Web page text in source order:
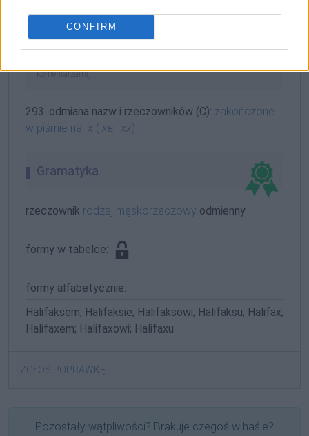
CONFIRM
Reguły
komentarzami)
293. odmiana nazw i rzeczowników (C): zakończone
w piśmie na -x (-xe, -xx)
Gramatyka
rzeczownik rodzaj męskorzeczowy odmienny
formy w tabelce:
formy alfabetycznie:
Halifaksem; Halifaksie; Halifaksowi; Halifaksu; Halifax;
Halifaxem; Halifaxowi; Halifaxu
ZGŁOŚ POPRAWKĘ
Pozostały wątpliwości? Brakuje czegoś w haśle?